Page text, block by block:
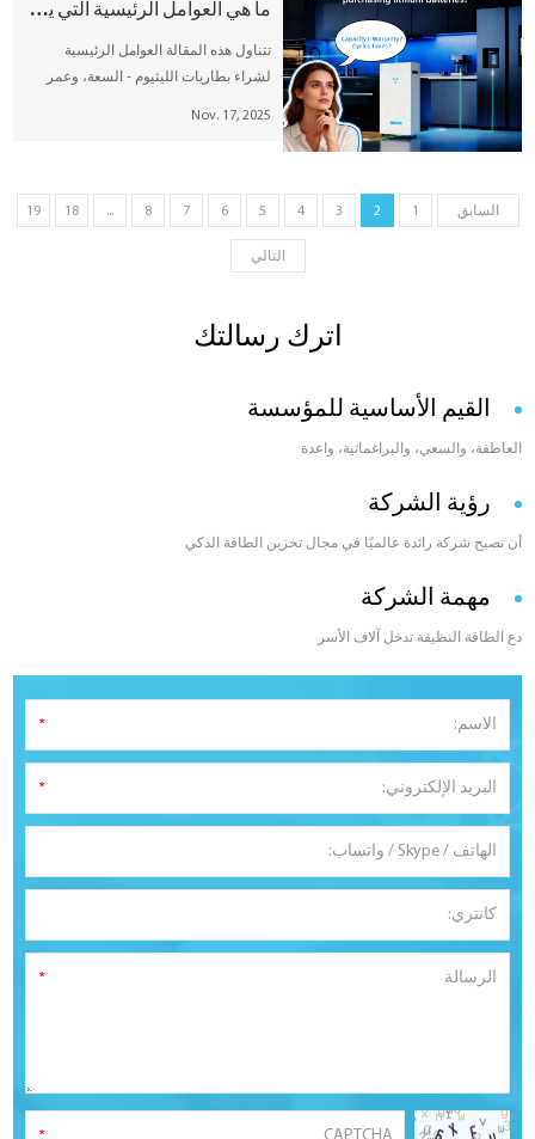
لتحسين السلامة والتكلفة والأداء.
ما هي العوامل الرئيسية التي ينبغي مراعاتها عند شراء بطاريات الليثيوم؟
تتناول هذه المقالة العوامل الرئيسية
لشراء بطاريات الليثيوم - السعة، وعمر
Nov. 17, 2025
السابق 1
2
3
4
5
6
7
8
...
18
19
التالي
اترك رسالتك
القيم الأساسية للمؤسسة
العاطفة، والسعي، والبراغماتية، واعدة
رؤية الشركة
أن نصبح شركة رائدة عالميًا في مجال تخزين الطاقة الذكي
مهمة الشركة
دع الطاقة النظيفة تدخل آلاف الأسر